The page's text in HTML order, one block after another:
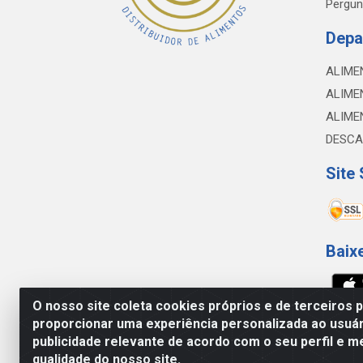
O nosso site coleta cookies próprios e de terceiros
proporcionar uma experiência personalizada ao
publicidade relevante de acordo com o seu perfil e
qualidade do nosso site.
Site
NOBREDO COMÉRCIO E LOGÍSTICA